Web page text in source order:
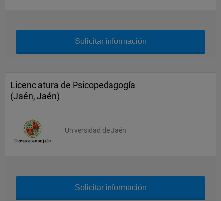
Solicitar información
Licenciatura de Psicopedagogía
(Jaén, Jaén)
Universidad de Jaén
Solicitar información